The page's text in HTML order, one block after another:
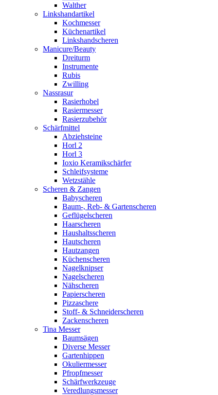
Walther
Linkshandartikel
Kochmesser
Küchenartikel
Linkshandscheren
Manicure/Beauty
Dreiturm
Instrumente
Rubis
Zwilling
Nassrasur
Rasierhobel
Rasiermesser
Rasierzubehör
Schärfmittel
Abziehsteine
Horl 2
Horl 3
Ioxio Keramikschärfer
Schleifsysteme
Wetzstähle
Scheren & Zangen
Babyscheren
Baum-, Reb- & Gartenscheren
Geflügelscheren
Haarscheren
Haushaltsscheren
Hautscheren
Hautzangen
Küchenscheren
Nagelknipser
Nagelscheren
Nähscheren
Papierscheren
Pizzaschere
Stoff- & Schneiderscheren
Zackenscheren
Tina Messer
Baumsägen
Diverse Messer
Gartenhippen
Okuliermesser
Pfropfmesser
Schärfwerkzeuge
Veredlungsmesser